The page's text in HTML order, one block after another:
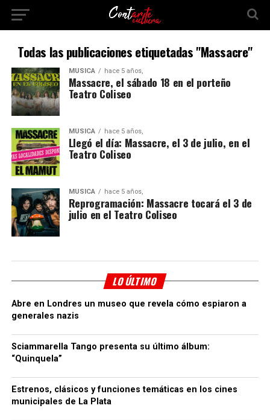
Todas las publicaciones etiquetadas "Massacre"
MÚSICA hace 5 años,
Massacre, el sábado 18 en el porteño
Teatro Coliseo
MÚSICA hace 5 años,
Llegó el día: Massacre, el 3 de julio, en el
Teatro Coliseo
MÚSICA hace 5 años,
Reprogramación: Massacre tocará el 3 de
julio en el Teatro Coliseo
LO ÚLTIMO
Abre en Londres un museo que revela cómo espiaron a
generales nazis
Sciammarella Tango presenta su último álbum:
“Quinquela”
Estrenos, clásicos y funciones temáticas en los cines
municipales de La Plata